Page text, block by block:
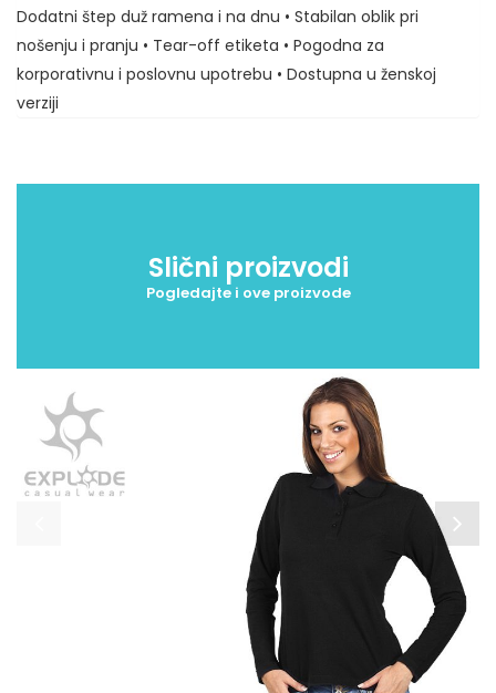
Dodatni štep duž ramena i na dnu • Stabilan oblik pri
nošenju i pranju • Tear-off etiketa • Pogodna za
korporativnu i poslovnu upotrebu • Dostupna u ženskoj
verziji
Slični proizvodi
Pogledajte i ove proizvode